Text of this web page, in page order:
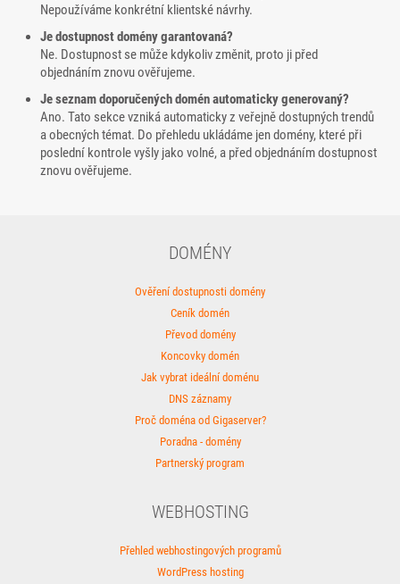
Nepoužíváme konkrétní klientské návrhy.
Je dostupnost domény garantovaná?
Ne. Dostupnost se může kdykoliv změnit, proto ji před
objednáním znovu ověřujeme.
Je seznam doporučených domén automaticky generovaný?
Ano. Tato sekce vzniká automaticky z veřejně dostupných trendů
a obecných témat. Do přehledu ukládáme jen domény, které při
poslední kontrole vyšly jako volné, a před objednáním dostupnost
znovu ověřujeme.
DOMÉNY
Ověření dostupnosti domény
Ceník domén
Převod domény
Koncovky domén
Jak vybrat ideální doménu
DNS záznamy
Proč doména od Gigaserver?
Poradna - domény
Partnerský program
WEBHOSTING
Přehled webhostingových programů
WordPress hosting